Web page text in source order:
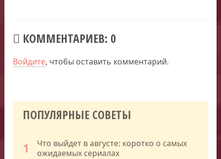
КОММЕНТАРИЕВ: 0
Войдите, чтобы оставить комментарий.
ПОПУЛЯРНЫЕ СОВЕТЫ
1
Что выйдет в августе: коротко о самых
ожидаемых сериалах